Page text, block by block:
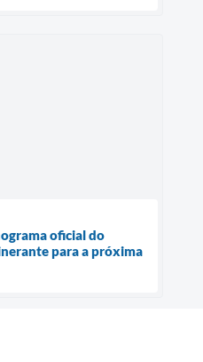
oficial do
para a próxima